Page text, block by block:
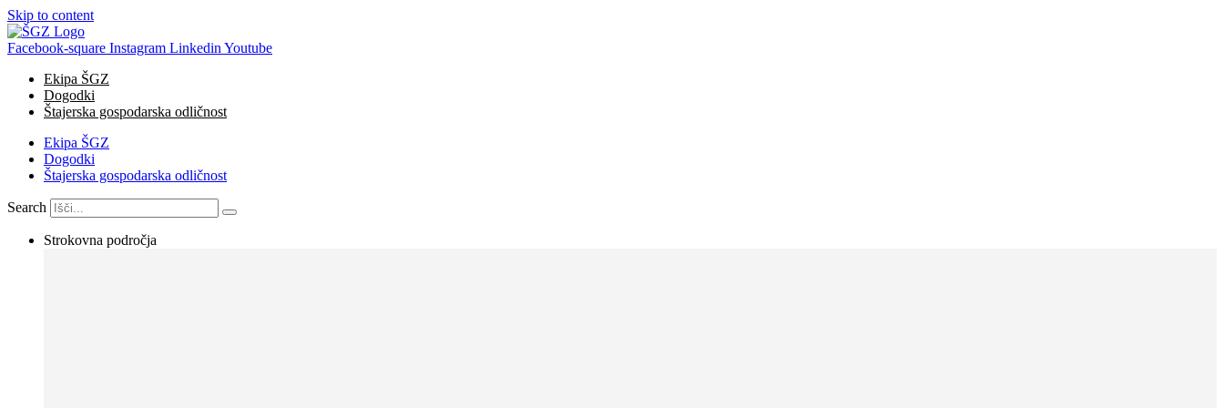
Skip to content
Facebook-square Instagram Linkedin Youtube
Ekipa ŠGZ
Dogodki
Štajerska gospodarska odličnost
Ekipa ŠGZ
Dogodki
Štajerska gospodarska odličnost
Search
Strokovna področja